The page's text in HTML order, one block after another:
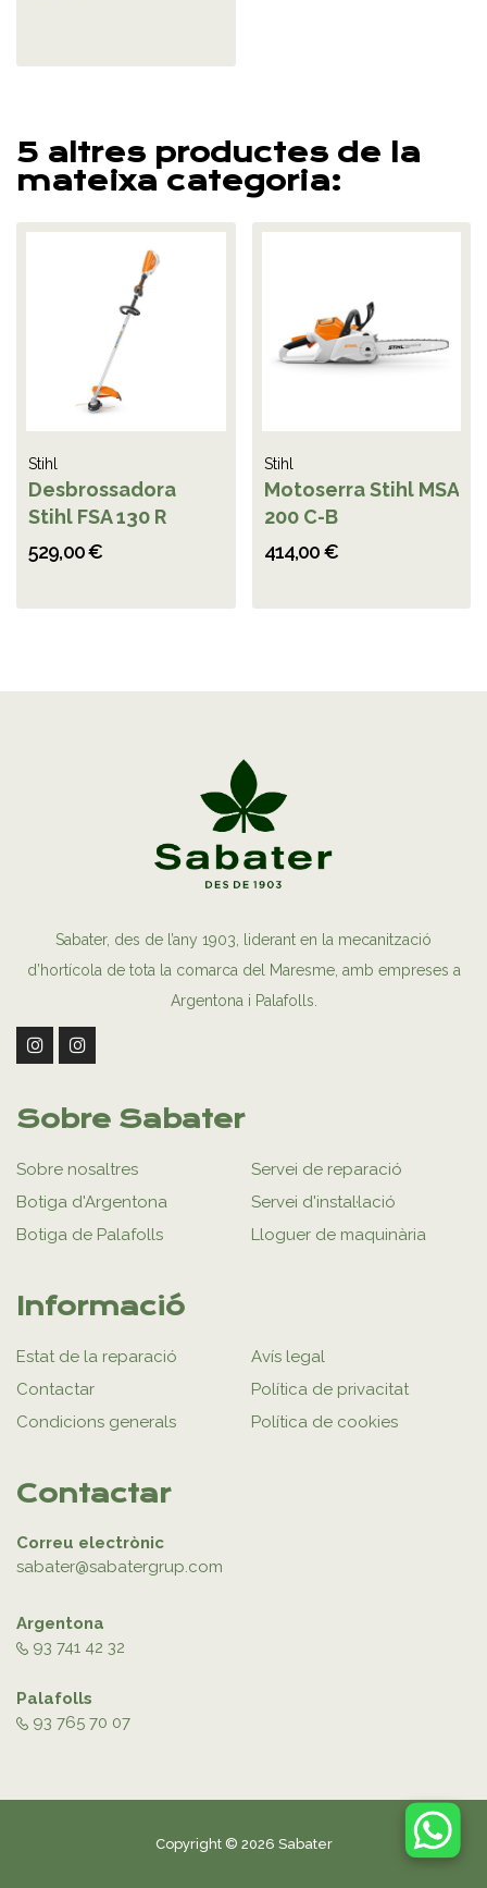
5 altres productes de la
mateixa categoria:
Stihl
Desbrossadora
Stihl FSA 130 R
529,00 €
Stihl
Motoserra Stihl MSA
200 C-B
414,00 €
Sabater, des de l’any 1903, liderant en la mecanització
d’hortícola de tota la comarca del Maresme, amb empreses a
Argentona i Palafolls.
Sobre Sabater
Sobre nosaltres
Botiga d'Argentona
Botiga de Palafolls
Servei de reparació
Servei d'instal·lació
Lloguer de maquinària
Informació
Estat de la reparació
Contactar
Condicions generals
Avís legal
Política de privacitat
Política de cookies
Contactar
Correu electrònic
sabater@sabatergrup.com
Argentona
93 741 42 32
Palafolls
93 765 70 07
Copyright © 2026 Sabater